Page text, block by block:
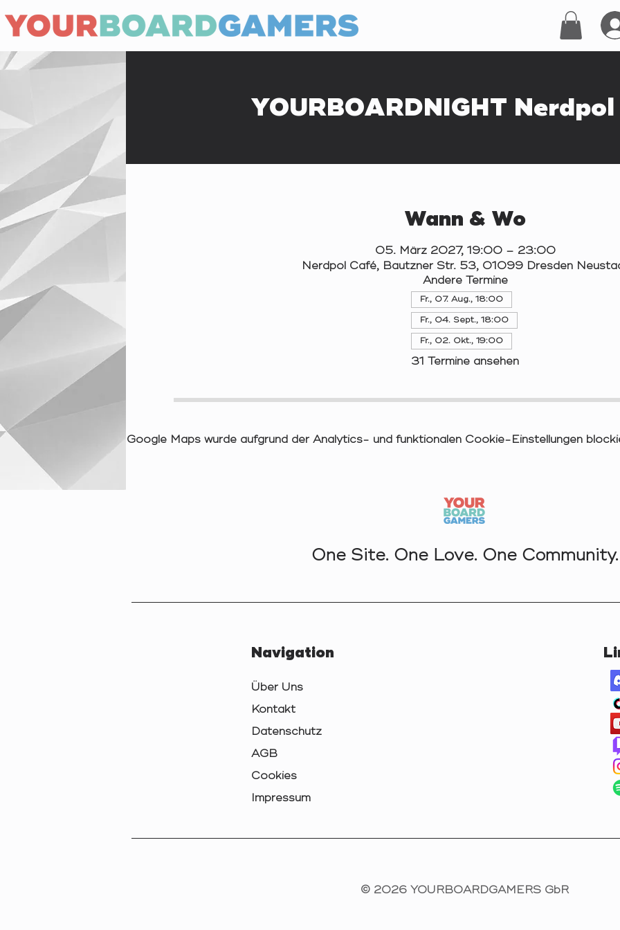
YOURBOARDNIGHT
Wann & Wo
05. März 2027, 19:00 – 23:00
Nerdpol Café, Bautzner Str. 53, 01099 Dresden
Andere Termine
Fr., 07. Aug., 18:00
Fr., 04. Sept., 18:00
Fr., 02. Okt., 19:00
31 Termine ansehen
Google Maps wurde aufgrund der Analytics- und funktionalen Cookie-Einstellungen
One Site. One Love. One Community.
Navigation
Über Uns
Kontakt
Datenschutz
AGB
Cookies
Impressum
© 2026 YOURBOARDGAMERS GbR